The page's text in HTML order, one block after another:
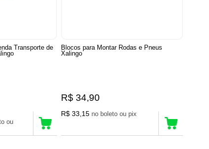
Transporte de
Blocos para Montar Rodas e Pneus
Xalingo
R$ 34,90
R$ 33,15 no boleto ou pix